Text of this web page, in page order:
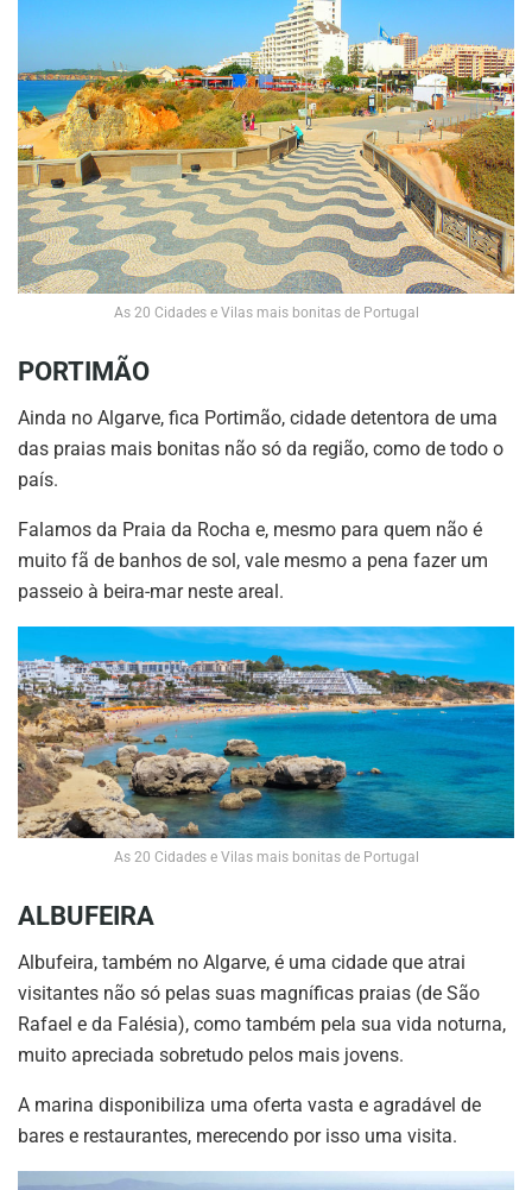
As 20 Cidades e Vilas mais bonitas de Portugal
PORTIMÃO
Ainda no Algarve, fica Portimão, cidade detentora de uma
das praias mais bonitas não só da região, como de todo o
país.
Falamos da Praia da Rocha e, mesmo para quem não é
muito fã de banhos de sol, vale mesmo a pena fazer um
passeio à beira-mar neste areal.
As 20 Cidades e Vilas mais bonitas de Portugal
ALBUFEIRA
Albufeira, também no Algarve, é uma cidade que atrai
visitantes não só pelas suas magníficas praias (de São
Rafael e da Falésia), como também pela sua vida noturna,
muito apreciada sobretudo pelos mais jovens.
A marina disponibiliza uma oferta vasta e agradável de
bares e restaurantes, merecendo por isso uma visita.